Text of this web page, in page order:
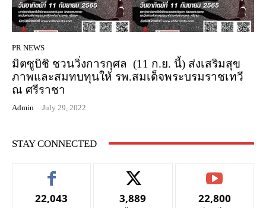
PR NEWS
มิตซูบิชิ ชวนวิ่งการกุศล (11 ก.ย. นี้) ส่งเสริมสุข
ภาพและสมทบทุนให้ รพ.สมเด็จพระบรมราชเทวี
ณ ศรีราชา
Admin - July 29, 2022
STAY CONNECTED
22,043 3,889 22,800